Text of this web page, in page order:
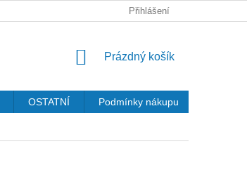
Přihlášení
NÁKUPNÍ
Prázdný košík
OSTATNÍ Podmínky nákupu